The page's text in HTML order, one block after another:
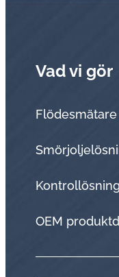
Vad vi gör
OEM